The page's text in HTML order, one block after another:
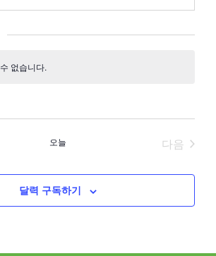
없습니다.
오늘
다음
달력 구독하기